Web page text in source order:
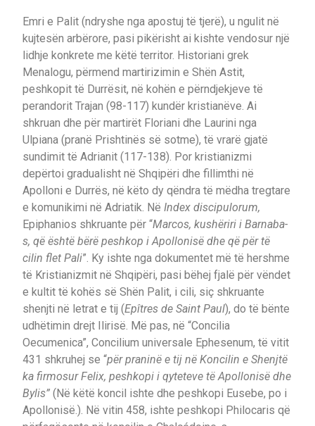
Emri e Palit (ndryshe nga apostuj të tjerë), u ngulit në
kujtesën arbërore, pasi pikërisht ai kishte vendosur një
lidhje konkrete me këtë territor. Historiani grek
Menalogu, përmend martirizimin e Shën Astit,
peshkopit të Durrësit, në kohën e përndjekjeve të
perandorit Trajan (98-117) kundër kristianëve. Ai
shkruan dhe për martirët Floriani dhe Laurini nga
Ulpiana (pranë Prishtinës së sotme), të vrarë gjatë
sundimit të Adrianit (117-138). Por kristianizmi
depërtoi gradualisht në Shqipëri dhe fillimthi në
Apolloni e Durrës, në këto dy qëndra të mëdha tregtare
e komunikimi në Adriatik. Në Index discipulorum,
Epiphanios shkruante për “Marcos, kushëriri i Barnaba-
s, që është bërë peshkop i Apollonisë dhe që për të
cilin flet Pali”. Ky ishte nga dokumentet më të hershme
të Kristianizmit në Shqipëri, pasi bëhej fjalë për vëndet
e kultit të kohës së Shën Palit, i cili, siç shkruante
shenjti në letrat e tij (Epîtres de Saint Paul), do të bënte
udhëtimin drejt Ilirisë. Më pas, në “Concilia
Oecumenica”, Concilium universale Ephesenum, të vitit
431 shkruhej se “për praninë e tij në Koncilin e Shenjtë
ka firmosur Felix, peshkopi i qyteteve të Apollonisë dhe
Bylis” (Në këtë koncil ishte dhe peshkopi Eusebe, po i
Apollonisë.). Në vitin 458, ishte peshkopi Philocaris që